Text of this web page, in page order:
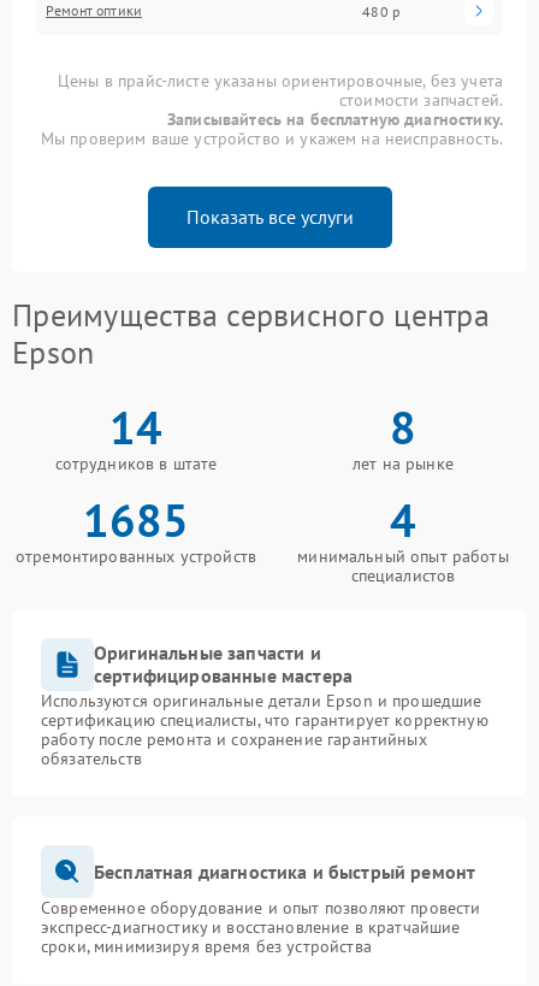
Ремонт оптики 480 р
Цены в прайс-листе указаны ориентировочные, без учета
стоимости запчастей.
Записывайтесь на бесплатную диагностику.
Мы проверим ваше устройство и укажем на неисправность.
Показать все услуги
Преимущества сервисного центра
Epson
14
сотрудников в штате
8
лет на рынке
1685
отремонтированных устройств
4
минимальный опыт работы
специалистов
Оригинальные запчасти и
сертифицированные мастера
Используются оригинальные детали Epson и прошедшие
сертификацию специалисты, что гарантирует корректную
работу после ремонта и сохранение гарантийных
обязательств
Бесплатная диагностика и быстрый ремонт
Современное оборудование и опыт позволяют провести
экспресс-диагностику и восстановление в кратчайшие
сроки, минимизируя время без устройства